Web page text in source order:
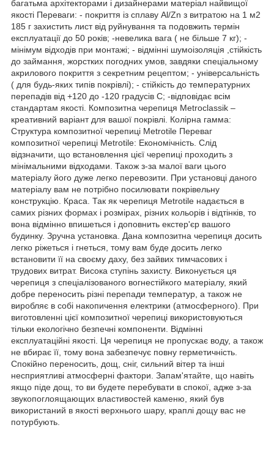
багатьма архітекторами і дизайнерами матеріал найвищої
якості Переваги: - покриття із сплаву Al/Zn з витратою на 1 м2
185 г захистить лист від руйнування та подовжить термін
експлуатації до 50 років; -невелика вага ( не більше 7 кг); -
мінімум відходів при монтажі; - відмінні шумоізоляція ,стійкість
до займання, жорстких погодних умов, завдяки спеціальному
акрилового покриття з секретним рецептом; - універсальність
( для будь-яких типів покрівлі); - стійкість до температурних
перепадів від +120 до -120 градусів С; -відповідає всім
стандартам якості. Композитна черепиця Metroclassik –
креативний варіант для вашої покрівлі. Колірна гамма:
Структура композитної черепиці Metrotile Переваг
композитної черепиці Metrotile: Економічність. Слід
відзначити, що встановлення цієї черепиці проходить з
мінімальними відходами. Також з-за малої ваги цього
матеріалу його дуже легко перевозити. При установці даного
матеріалу вам не потрібно посилювати покрівельну
конструкцію. Краса. Так як черепиця Metrotile надається в
самих різних формах і розмірах, різних кольорів і відтінків, то
вона відмінно впишеться і доповнить екстер'єр вашого
будинку. Зручна установка. Дана композитна черепиця досить
легко ріжеться і гнеться, тому вам буде досить легко
встановити її на своєму даху, без зайвих тимчасових і
трудових витрат. Висока ступінь захисту. Виконується ця
черепиця з спеціалізованого вогнестійкого матеріалу, який
добре переносить різні перепади температур, а також не
виробляє в собі накопичення електрики (атмосферного). При
виготовленні цієї композитної черепиці використовуються
тільки екологічно безпечні компоненти. Відмінні
експлуатаційні якості. Ця черепиця не пропускає воду, а також
не вбирає її, тому вона забезпечує повну герметичність.
Спокійно переносить, дощ, сніг, сильний вітер та інші
несприятливі атмосферні фактори. Запам'ятайте, що навіть
якщо піде дощ, то ви будете перебувати в спокої, адже з-за
звукопоглоящающих властивостей каменю, який був
використаний в якості верхнього шару, краплі дощу вас не
потурбують.